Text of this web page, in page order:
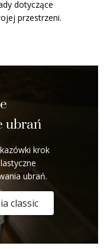
dotyczące
przestrzeni.
ubrań
krok
ubrań.
classic